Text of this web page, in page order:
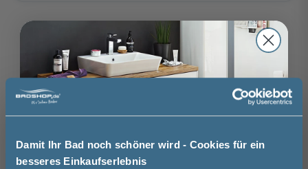
Damit Ihr Bad noch schöner wird - Cookies für ein
besseres Einkaufserlebnis
Satiniert
120,00 €
Terrazzo
120,00 €
130,00 €
Montageservice
356,00 €
Auswahl zurücksetzen
03606 / 50 77 70